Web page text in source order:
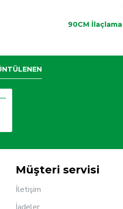
90CM
35CM Holder İlaçlama Tabancası
Müşteri servisi
İletişim